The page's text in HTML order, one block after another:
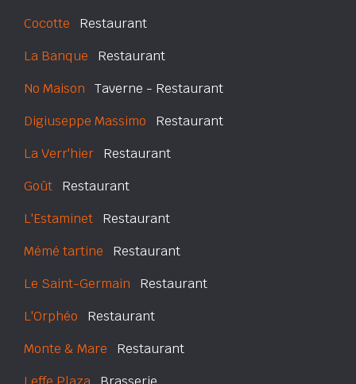
Cocotte Restaurant
La Banque Restaurant
No Maison Taverne - Restaurant
Digiuseppe Massimo Restaurant
La Verr'hier Restaurant
Goût Restaurant
L'Estaminet Restaurant
Mémé tartine Restaurant
Le Saint-Germain Restaurant
L'Orphéo Restaurant
Monte & Mare Restaurant